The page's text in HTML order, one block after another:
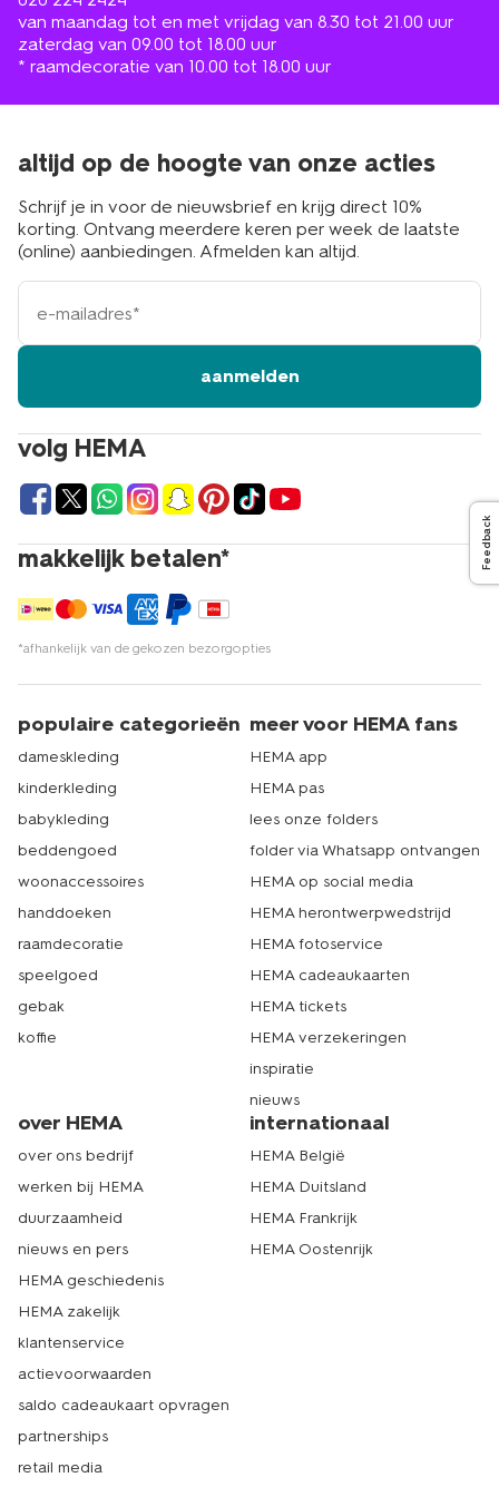
van maandag tot en met vrijdag van 8.30 tot 21.00 uur
zaterdag van 09.00 tot 18.00 uur
* raamdecoratie van 10.00 tot 18.00 uur
volg HEMA
makkelijk betalen*
*afhankelijk van de gekozen bezorgopties
altijd op de hoogte van onze acties
Schrijf je in voor de nieuwsbrief en krijg direct 10%
korting. Ontvang meerdere keren per week de laatste
(online) aanbiedingen. Afmelden kan altijd.
e-
mailadres
aanmelden
populaire categorieën
dameskleding
kinderkleding
babykleding
beddengoed
woonaccessoires
handdoeken
raamdecoratie
speelgoed
gebak
koffie
meer voor HEMA fans
HEMA app
HEMA pas
lees onze folders
folder via Whatsapp ontvangen
HEMA op social media
HEMA herontwerpwedstrijd
HEMA fotoservice
HEMA cadeaukaarten
HEMA tickets
HEMA verzekeringen
inspiratie
nieuws
over HEMA
over ons bedrijf
werken bij HEMA
duurzaamheid
nieuws en pers
HEMA geschiedenis
HEMA zakelijk
klantenservice
actievoorwaarden
saldo cadeaukaart opvragen
partnerships
retail media
internationaal
HEMA België
HEMA Duitsland
HEMA Frankrijk
HEMA Oostenrijk
Feedback